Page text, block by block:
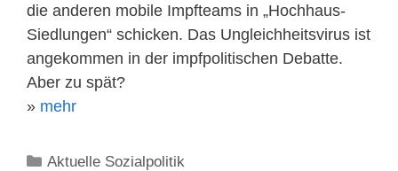
die anderen mobile Impfteams in „Hochhaus-
Siedlungen“ schicken. Das Ungleichheitsvirus ist
angekommen in der impfpolitischen Debatte.
Aber zu spät?
» mehr
Kategorien
Aktuelle Sozialpolitik